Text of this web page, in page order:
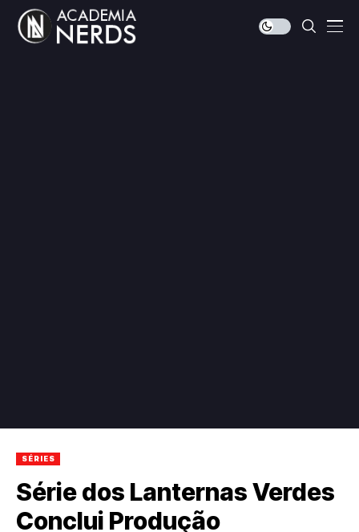
SÉRIES
Série dos Lanternas Verdes
Conclui Produção